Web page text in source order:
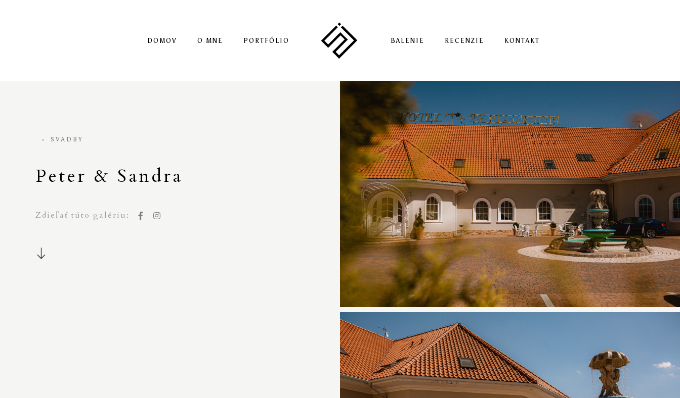
DOMOV O MNE PORTFÓLIO BALENIE RECENZIE KONTAKT
SVADBY
Peter & Sandra
Zdieľať túto galériu: